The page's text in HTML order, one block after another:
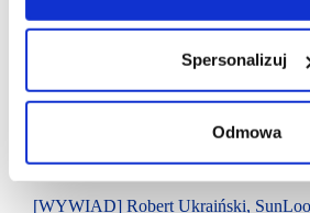
Spersonalizuj
Odmowa
12/01/2021 Sunloox
[WYWIAD] Robert Ukraiński,